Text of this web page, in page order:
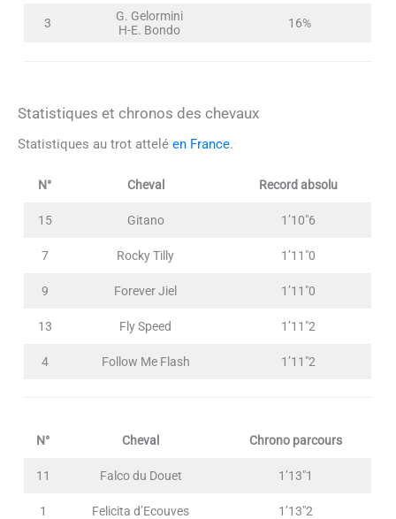
3
G. Gelormini
H-E. Bondo
16%
Statistiques et chronos des chevaux
Statistiques au trot attelé en France.
N° Cheval Record absolu
15 Gitano 1’10″6
7 Rocky Tilly 1’11″0
9 Forever Jiel 1’11″0
13 Fly Speed 1’11″2
4 Follow Me Flash 1’11″2
N° Cheval Chrono parcours
11 Falco du Douet 1’13″1
1 Felicita d’Ecouves 1’13″2